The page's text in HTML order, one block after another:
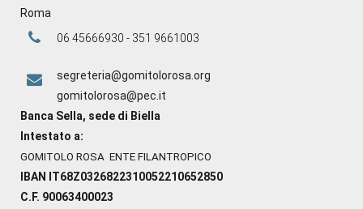
Roma
06 45666930 - 351 9661003
segreteria@gomitolorosa.org
gomitolorosa@pec.it
Banca Sella, sede di Biella
Intestato a:
GOMITOLO ROSA ENTE FILANTROPICO
IBAN IT68Z0326822310052210652850
C.F. 90063400023